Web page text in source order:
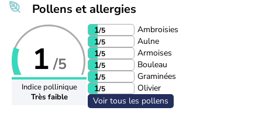
Pollens et allergies
1 /5
Indice pollinique
Très faible
1/5
Ambroisies
1/5
Aulne
1/5
Armoises
1/5
Bouleau
1/5
Graminées
1/5
Olivier
Voir tous les pollens